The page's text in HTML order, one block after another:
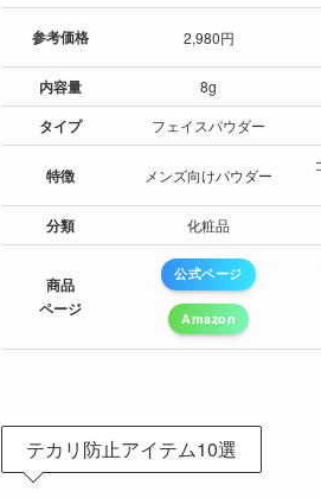
参考価格 2,980円
内容量 8g
タイプ フェイスパウダー
特徴 メンズ向けパウダー
分類 化粧品
商品
ページ
公式ページ
Amazon
テカリ防止アイテム10選